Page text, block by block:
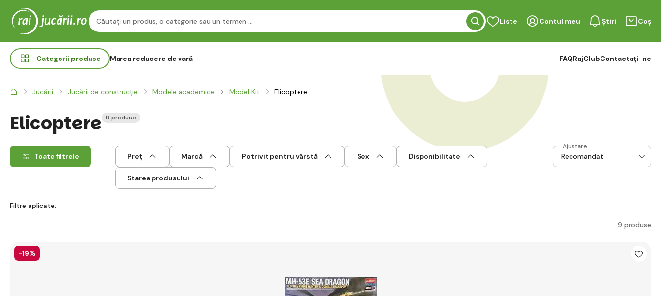
Liste Contul meu Știri Coș
Categorii produse Marea reducere de vară FAQRajClubContactați-ne
Jucării Jucării de construcție Modele academice Model Kit Elicoptere
Elicoptere 9 produse
Toate filtrele Preț Marcă Potrivit pentru vârstă Sex Disponibilitate
Starea produsului
Ajustare
Filtre aplicate:
9 produse
-19%